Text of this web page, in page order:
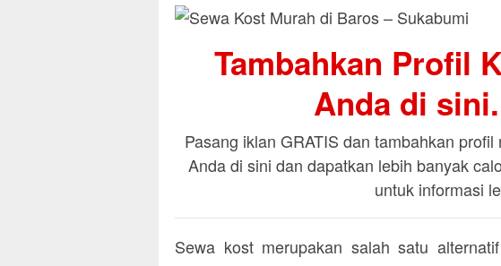
Tambahkan Profil
Anda di
Pasang iklan GRATIS dan tambahkan
Anda di sini dan dapatkan lebih banyak
untuk informasi
Sewa kost merupakan salah satu